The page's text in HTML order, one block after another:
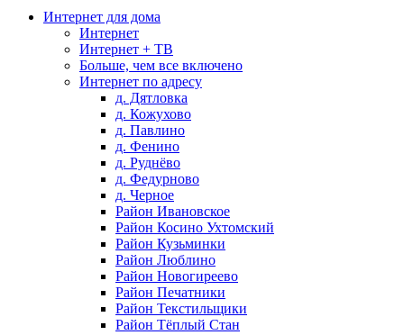
Интернет для дома
Интернет
Интернет + ТВ
Больше, чем все включено
Интернет по адресу
д. Дятловка
д. Кожухово
д. Павлино
д. Фенино
д. Руднёво
д. Федурново
д. Черное
Район Ивановское
Район Косино Ухтомский
Район Кузьминки
Район Люблино
Район Новогиреево
Район Печатники
Район Текстильщики
Район Тёплый Стан